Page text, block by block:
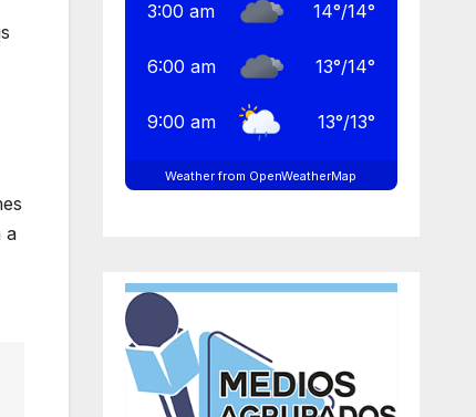
a
3:00 am 14°/14°
6:00 am 13°/14°
9:00 am 13°/13°
Weather from OpenWeatherMap